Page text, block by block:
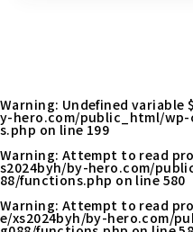
Warning: Undefined variable
y-hero.com/public_html/
s.php on line 199
Warning: Attempt to read
s2024byh/by-hero.com/
88/functions.php on line 580
Warning: Attempt to read
e/xs2024byh/by-hero.com/